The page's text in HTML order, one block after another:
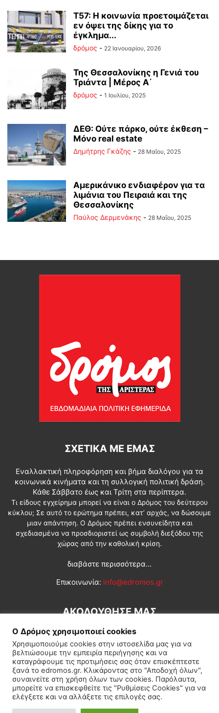
Τ57: Η κοινωνία προετοιμάζεται
εν όψει της δίκης για το
έγκλημα...
δρόμος - 22 Ιανουαρίου, 2026
Της Θεσσαλονίκης η Γενιά του
Τριάντα | Μέρος Α΄
δρόμος - 1 Ιουλίου, 2025
ΔΕΘ: Ούτε πάρκο, ούτε έκθεση –
Μόνο real estate
Δημήτρης Γκάζης - 28 Μαΐου, 2025
Αμερικάνικο ενδιαφέρον για τα
λιμάνια του Πειραιά και της
Θεσσαλονίκης
Παύλος Δερμενάκης - 28 Μαΐου, 2025
ΣΧΕΤΙΚΆ ΜΕ ΕΜΆΣ
Εναλλακτική πληροφόρηση και βήμα διαλόγου για τα
κοινωνικά κινήματα και τη συλλογική πολιτική δράση.
Κάθε Σάββατο έως και Τρίτη στα περίπτερα.
Τι είδους εγχείρημα μπορεί να είναι ο Δρόμος του δεύτερου
κύκλου; Σε αυτό το ερώτημα πρέπει, κατ’ αρχάς, να δώσουμε
μιαν απάντηση. Ο Δρόμος πρέπει ενσυνείδητα και
σχεδιασμένα να προσδιοριστεί ως συμβολή διεξόδου της
χώρας από την καθολική κρίση.
διαβάστε περισσότερα...
Επικοινωνία: info@edromos.gr
ΑΚΟΛΟΥΘΗΣΕ ΜΑΣ
Εγγραφή συνδρομητή Πολιτική Διεθνή Κοινωνία
Πολιτισμός Αφιερώματα
Ο Δρόμος χρησιμοποιεί cookies
Χρησιμοποιούμε cookies στην ιστοσελίδα μας για να
βελτιώσουμε την εμπειρία περιήγησης και να
καταγράφουμε τις προτιμήσεις σας όταν επισκέπτεστε
ξανά το edromos.gr. Κλικάροντας στο "Αποδοχή όλων",
συναινείτε στη χρήση όλων των cookies. Παρόλαυτα,
μπορείτε να επισκεφθείτε τις "Ρυθμίσεις Cookies" για να
ελέγξετε και να αλλάξετε τις επιλογές σας.